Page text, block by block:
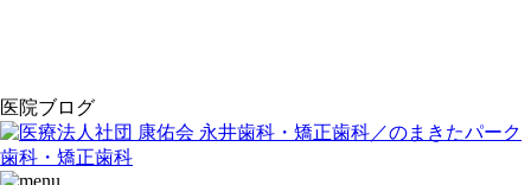
医院ブログ